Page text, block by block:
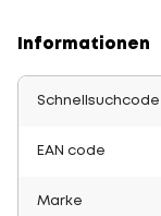
Informationen
Schnellsuchcode
EAN code
Marke